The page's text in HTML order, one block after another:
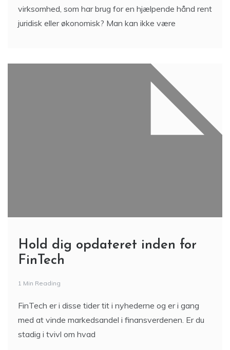
virksomhed, som har brug for en hjælpende hånd rent
juridisk eller økonomisk? Man kan ikke være
Hold dig opdateret inden for
FinTech
1 Min Reading
FinTech er i disse tider tit i nyhederne og er i gang
med at vinde markedsandel i finansverdenen. Er du
stadig i tvivl om hvad